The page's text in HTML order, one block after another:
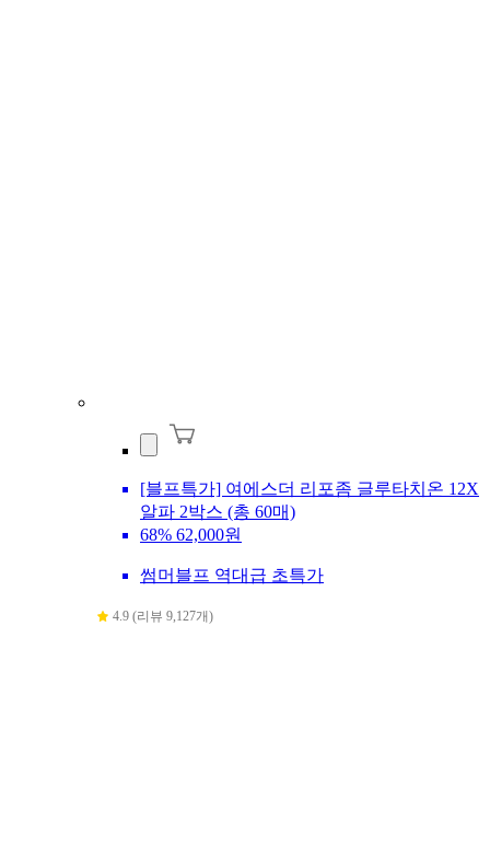
[블프특가] 여에스더 리포좀 글루타치온 12X
알파 2박스 (총 60매)
68% 62,000원
썸머블프 역대급 초특가
4.9 (리뷰 9,127개)